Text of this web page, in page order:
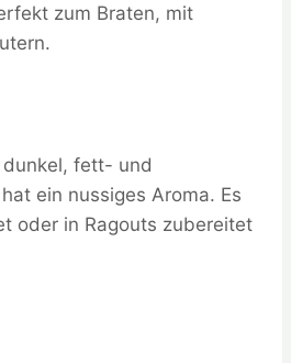
zum Braten, mit
fett- und
ein nussiges Aroma. Es
oder in Ragouts zubereitet